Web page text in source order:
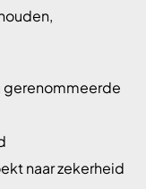
gerenommeerde
naar zekerheid